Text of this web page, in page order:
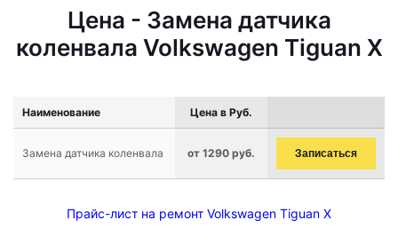
Цена - Замена датчика
коленвала Volkswagen Tiguan X
Наименование Цена в Руб.
Замена датчика коленвала от 1290 руб. Записаться
Прайс-лист на ремонт Volkswagen Tiguan X